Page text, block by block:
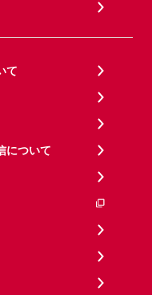
て
について